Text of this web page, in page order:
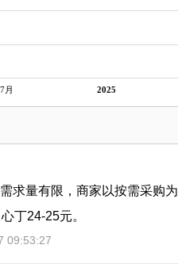
7月 2025
求量有限，商家以按需采购
丁24-25元。
09:53:27